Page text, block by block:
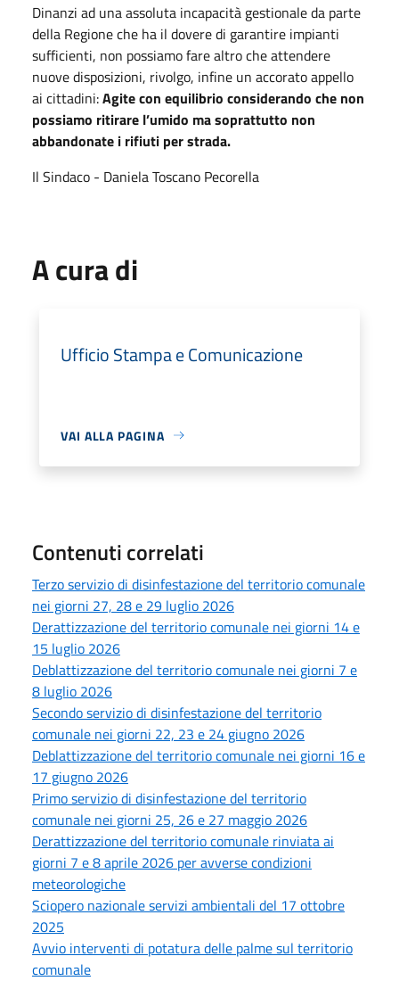
Dinanzi ad una assoluta incapacità gestionale da parte
della Regione che ha il dovere di garantire impianti
sufficienti, non possiamo fare altro che attendere
nuove disposizioni, rivolgo, infine un accorato appello
ai cittadini:Agite con equilibrio considerando che non
possiamo ritirare l’umido ma soprattutto non
abbandonate i rifiuti per strada.
Il Sindaco - Daniela Toscano Pecorella
A cura di
Ufficio Stampa e Comunicazione
VAI ALLA PAGINA
Contenuti correlati
Terzo servizio di disinfestazione del territorio comunale
nei giorni 27, 28 e 29 luglio 2026
Derattizzazione del territorio comunale nei giorni 14 e
15 luglio 2026
Deblattizzazione del territorio comunale nei giorni 7 e
8 luglio 2026
Secondo servizio di disinfestazione del territorio
comunale nei giorni 22, 23 e 24 giugno 2026
Deblattizzazione del territorio comunale nei giorni 16 e
17 giugno 2026
Primo servizio di disinfestazione del territorio
comunale nei giorni 25, 26 e 27 maggio 2026
Derattizzazione del territorio comunale rinviata ai
giorni 7 e 8 aprile 2026 per avverse condizioni
meteorologiche
Sciopero nazionale servizi ambientali del 17 ottobre
2025
Avvio interventi di potatura delle palme sul territorio
comunale